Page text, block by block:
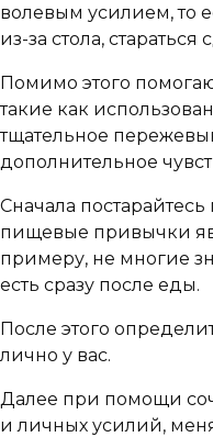
волевым усилием, то
из-за стола,
Помимо этого
такие как
тщательное
дополнительное
Сначала
пищевые привычки
примеру, не многие
есть сразу после еды.
После этого
лично у вас.
Далее при помощи
и личных усилий,